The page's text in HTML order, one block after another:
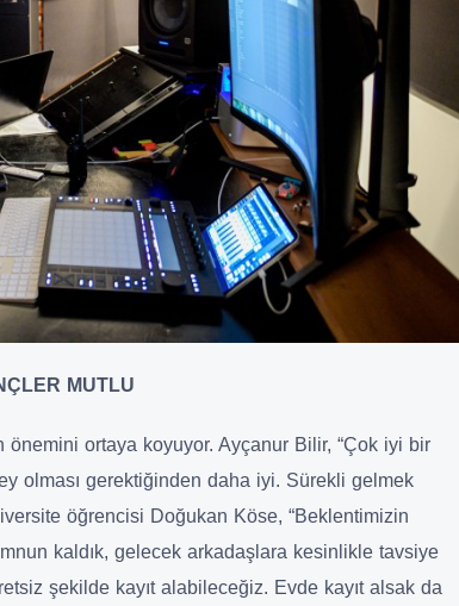
MUTLU
ortaya koyuyor. Ayçanur Bilir, “Çok iyi bir
olması gerektiğinden daha iyi. Sürekli gelmek
öğrencisi Doğukan Köse, “Beklentimizin
kaldık, gelecek arkadaşlara kesinlikle tavsiye
şekilde kayıt alabileceğiz. Evde kayıt alsak da